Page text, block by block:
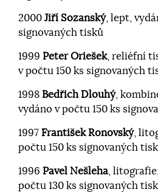
2000 Jiří Sozanský, lept,
signovaných tisků
1999 Peter Oriešek, reliéfní
v počtu 150 ks signovaných
1998 Bedřich Dlouhý,
vydáno v počtu 150 ks
1997 František Ronovský,
počtu 150 ks signovaných
1996 Pavel Nešleha ,
počtu 130 ks signovaných